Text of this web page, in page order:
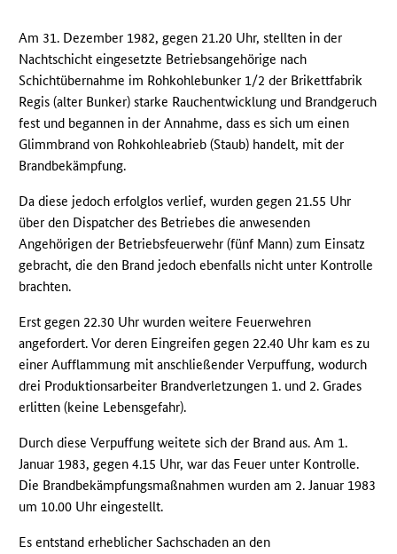
Am 31. Dezember 1982, gegen 21.20 Uhr, stellten in der
Nachtschicht eingesetzte Betriebsangehörige nach
Schichtübernahme im Rohkohlebunker 1/2 der Brikettfabrik
Regis (alter Bunker) starke Rauchentwicklung und Brandgeruch
fest und begannen in der Annahme, dass es sich um einen
Glimmbrand von Rohkohleabrieb (Staub) handelt, mit der
Brandbekämpfung.
Da diese jedoch erfolglos verlief, wurden gegen 21.55 Uhr
über den Dispatcher des Betriebes die anwesenden
Angehörigen der Betriebsfeuerwehr (fünf Mann) zum Einsatz
gebracht, die den Brand jedoch ebenfalls nicht unter Kontrolle
brachten.
Erst gegen 22.30 Uhr wurden weitere Feuerwehren
angefordert. Vor deren Eingreifen gegen 22.40 Uhr kam es zu
einer Aufflammung mit anschließender Verpuffung, wodurch
drei Produktionsarbeiter Brandverletzungen 1. und 2. Grades
erlitten (keine Lebensgefahr).
Durch diese Verpuffung weitete sich der Brand aus. Am 1.
Januar 1983, gegen 4.15 Uhr, war das Feuer unter Kontrolle.
Die Brandbekämpfungsmaßnahmen wurden am 2. Januar 1983
um 10.00 Uhr eingestellt.
Es entstand erheblicher Sachschaden an den